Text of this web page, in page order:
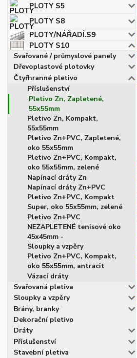
PLOTY S5
PLOTY S8
PLOTY/NÁŘADÍ.S9
PLOTY S10
Svařované / průmyslové panely
Dřevoplastové plotovky
Čtyřhranné pletivo
Příslušenství
Pletivo Zn, Zapletené,
55x55mm
Pletivo Zn, Kompakt,
55x55mm
Pletivo Zn+PVC, Zapletené,
oko 55x55mm
Pletivo Zn+PVC, Kompakt,
oko 55x55mm, zelené
Napínací dráty Zn
Napínací dráty Zn+PVC
Pletivo Zn+PVC, Kompakt
Super, oko 55x55mm, zelené
Pletivo Zn+PVC
NEZAPLETENÉ tenisové oko
45x45mm -
Sloupky a vzpěry
Pletivo Zn+PVC, Kompakt,
oko 55x55mm, antracit
Vázací dráty
Svařovaná pletiva
Sloupky a vzpěry
Brány, branky
Dekorační pletivo
Dráty
Příslušenství
Stavební pletiva